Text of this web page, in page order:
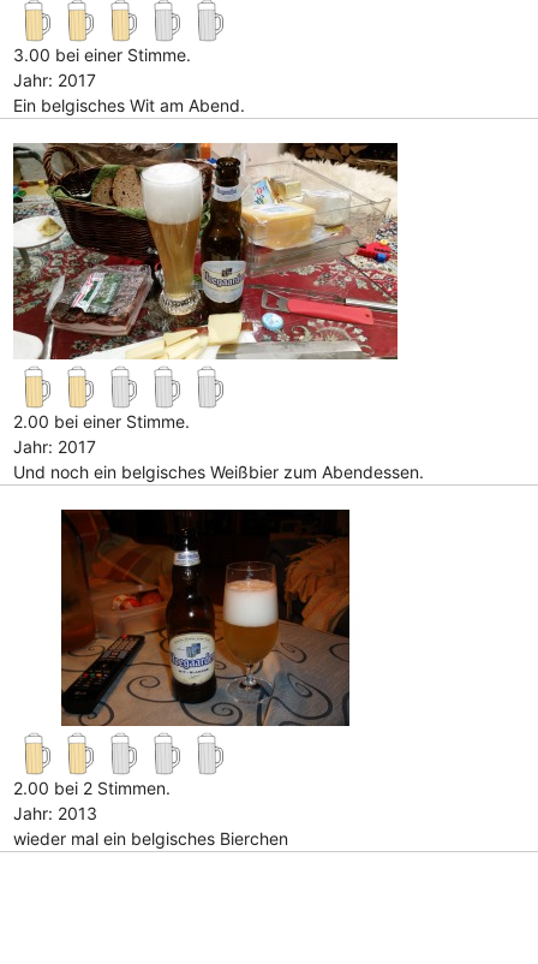
3.00 bei einer Stimme.
Jahr: 2017
Ein belgisches Wit am Abend.
2.00 bei einer Stimme.
Jahr: 2017
Und noch ein belgisches Weißbier zum Abendessen.
2.00 bei 2 Stimmen.
Jahr: 2013
wieder mal ein belgisches Bierchen